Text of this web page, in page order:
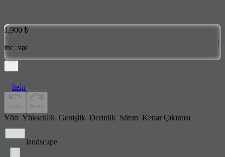
1,900 ₺
inc_vat
help
Yön Yükseklik Genişlik Derinlik Sütun Kenar Çıkıntısı
landscape